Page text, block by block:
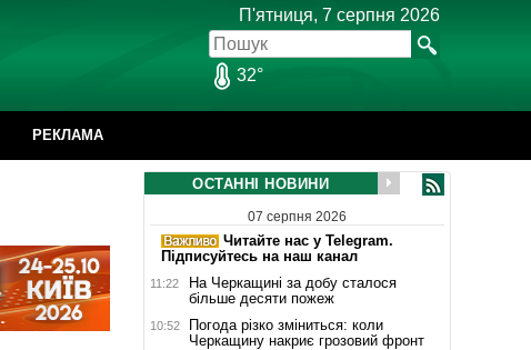
П'ятниця, 7 серпня 2026
32°
РЕКЛАМА
ОСТАННІ НОВИНИ
07 серпня 2026
Читайте нас у Telegram.
Підписуйтесь на наш канал
11:22
На Черкащині за добу сталося
більше десяти пожеж
10:52
Погода різко зміниться: коли
Черкащину накриє грозовий фронт